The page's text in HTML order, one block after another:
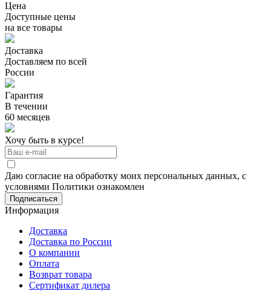
Цена
Доступные цены
на все товары
Доставка
Доставляем по всей
России
Гарантия
В течении
60 месяцев
Хочу быть в курсе!
Даю согласие на обработку моих персональных данных, с
условиями Политики ознакомлен
Информация
Доставка
Доставка по России
О компании
Оплата
Возврат товара
Сертификат дилера